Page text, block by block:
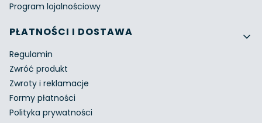
Program lojalnościowy
PŁATNOŚCI I DOSTAWA
Regulamin
Zwróć produkt
Zwroty i reklamacje
Formy płatności
Polityka prywatności